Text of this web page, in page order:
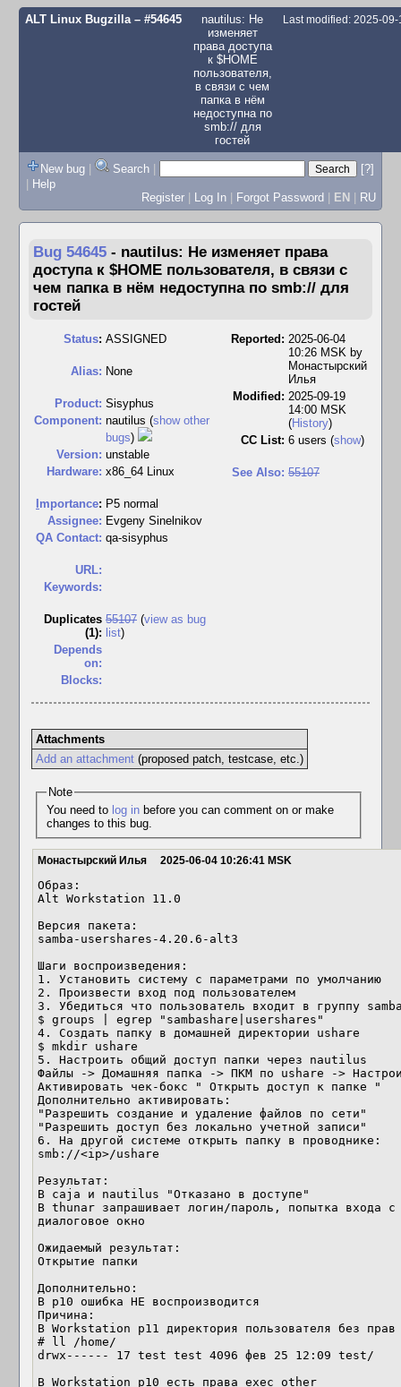
ALT Linux Bugzilla– #54645
nautilus: Не
изменяет
права доступа
к $HOME
пользователя,
в связи с чем
папка в нём
недоступна по
smb:// для
гостей
Last modified: 2025-
New bug | Search |
[?]
| Help
Register | Log In | Forgot Password | EN | RU
Bug 54645 - nautilus: Не изменяет права
доступа к $HOME пользователя, в связи с
чем папка в нём недоступна по smb:// для
гостей
Status: ASSIGNED
Alias: None
Product: Sisyphus
Component: nautilus (show other
bugs)
Version: unstable
Hardware: x86_64 Linux
mportance: P5 normal
Assignee: Evgeny Sinelnikov
QA Contact: qa-sisyphus
URL:
Keywords:
Duplicates
(1):
55107 (view as bug
list)
Depends
on:
Blocks:
Reported: 2025-06-04
10:26 MSK by
Монастырский
Илья
Modified: 2025-09-19
14:00 MSK
(History)
CC List: 6 users (show)
See Also: 55107
Attachments
Add an attachment(proposed patch, testcase, etc.)
Note
You need to log inbefore you can comment on or make
changes to this bug.
Монастырский Илья 2025-06-04 10:26:41 MSK
Образ:
Alt Workstation 11.0
Версия пакета:
samba-usershares-4.20.6-alt3
Шаги воспроизведения:
1. Установить систему с параметрами по умолчанию
2. Произвести вход под пользователем
3. Убедиться что пользователь входит в группу
$ groups | egrep "sambashare|usershares"
4. Создать папку в домашней директории ushare
$ mkdir ushare
5. Настроить общий доступ папки через nautilus
Файлы -> Домашняя папка -> ПКМ по ushare ->
Активировать чек-бокс " Открыть доступ к папке "
Дополнительно активировать:
"Разрешить создание и удаление файлов по сети"
"Разрешить доступ без локально учетной записи"
6. На другой системе открыть папку в проводнике:
smb://<ip>/ushare
Результат:
В caja и nautilus "Отказано в доступе"
В thunar запрашивает логин/пароль, попытка входа с
диалоговое окно
Ожидаемый результат:
Открытие папки
Дополнительно:
В p10 ошибка НЕ воспроизводится
Причина:
В Workstation p11 директория пользователя без
# ll /home/
drwx------ 17 test test 4096 фев 25 12:09 test/
В Workstation p10 есть права exec other